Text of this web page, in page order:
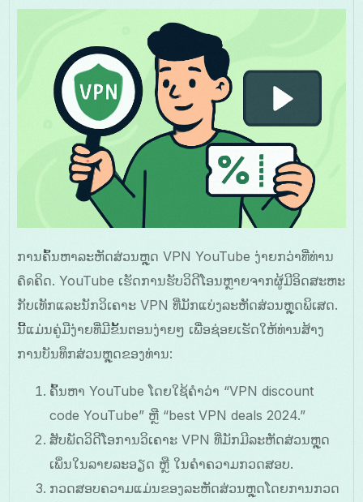
ການຄົ້ນຫາລະຫັດສ່ວນຫຼຸດ VPN YouTube ງ່າຍກວ່າທີ່ທ່ານ
ຄิดຄິດ. YouTube ເຮັດການຮັບວິດີໂອນຫຼາຍຈາກຜູ້ມີອິດສະຫະ
ກັບເທັກແລະນັກວິເຄາະ VPN ທີ່ມັກແບ່ງລະຫັດສ່ວນຫຼຸດພິເສດ.
ນີ້ແມ່ນຄູ່ມືງ່າຍທີ່ມີຂັ້ນຕອນງ່າຍໆ ເພື່ອຊ່ອຍເຮັດໃຫ້ທ່ານສ້າງ
ການບັນທຶກສ່ວນຫຼຸດຂອງທ່ານ:
ຄົ້ນຫາ YouTube ໂດຍໃຊ້ຄຳວ່າ “VPN discount
code YouTube” ຫຼື “best VPN deals 2024.”
ສັບພັດວິດີໂອການວິເຄາະ VPN ທີ່ມັກມີລະຫັດສ່ວນຫຼຸດ
ເພິ່ນໃນລາຍລະອຽດ ຫຼື ໃນຄຳຄວາມກວດສອບ.
ກວດສອບຄວາມແມ່ນຂອງລະຫັດສ່ວນຫຼຸດໂດຍການກວດ